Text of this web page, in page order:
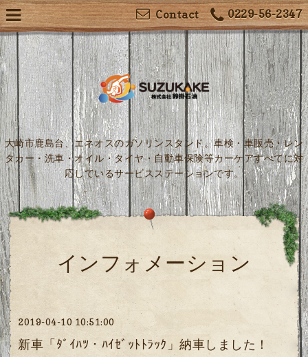
0229-56-2347
Contact
大崎市鹿島台、エネオスのガソリンスタンド。車検・車販売・レン
タカー・洗車・オイル・タイヤ・自動車保険等カーケアすべてに対
応しているサービスステーションです。
インフォメーション
2019-04-10 10:51:00
新車「ﾀﾞｲﾊﾂ・ﾊｲｾﾞｯﾄﾄﾗｯｸ」納車しました！